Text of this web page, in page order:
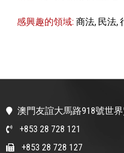
感興趣的領域:商法, 民法,
澳門友誼大馬路918號世
+853 28 728 121
+853 28 728 127